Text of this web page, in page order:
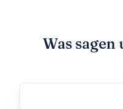
Was sagen